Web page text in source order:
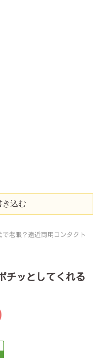
き込む
で老眼？遠近両用コンタクト
チッとしてくれる